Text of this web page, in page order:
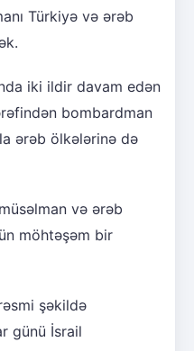
Türkiyə və ərəb
iki ildir davam edən
bombardman
ərəb ölkələrinə də
və ərəb
möhtəşəm bir
şəkildə
günü İsrail